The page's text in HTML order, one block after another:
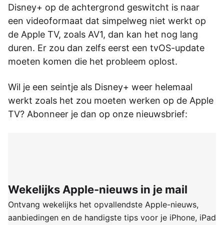
Disney+ op de achtergrond geswitcht is naar
een videoformaat dat simpelweg niet werkt op
de Apple TV, zoals AV1, dan kan het nog lang
duren. Er zou dan zelfs eerst een tvOS-update
moeten komen die het probleem oplost.
Wil je een seintje als Disney+ weer helemaal
werkt zoals het zou moeten werken op de Apple
TV? Abonneer je dan op onze nieuwsbrief:
Wekelijks Apple-nieuws in je mail
Ontvang wekelijks het opvallendste Apple-nieuws,
aanbiedingen en de handigste tips voor je iPhone, iPad